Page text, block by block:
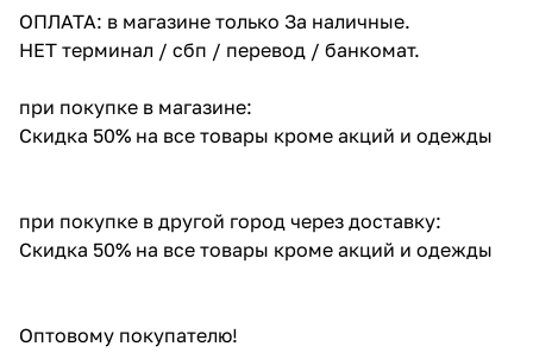
ОПЛАТА: в магазине только За наличные.
НЕТ терминал / сбп / перевод / банкомат.
при покупке в магазине:
Скидка 50% на все товары кроме акций и одежды
при покупке в другой город через доставку:
Скидка 50% на все товары кроме акций и одежды
Оптовому покупателю!